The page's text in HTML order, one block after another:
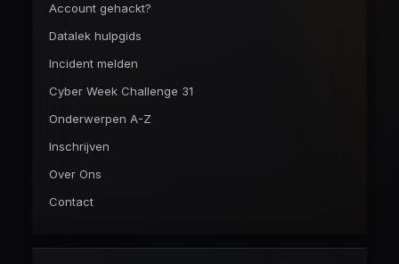
Account gehackt?
Datalek hulpgids
Incident melden
Cyber Week Challenge 31
Onderwerpen A-Z
Inschrijven
Over Ons
Contact